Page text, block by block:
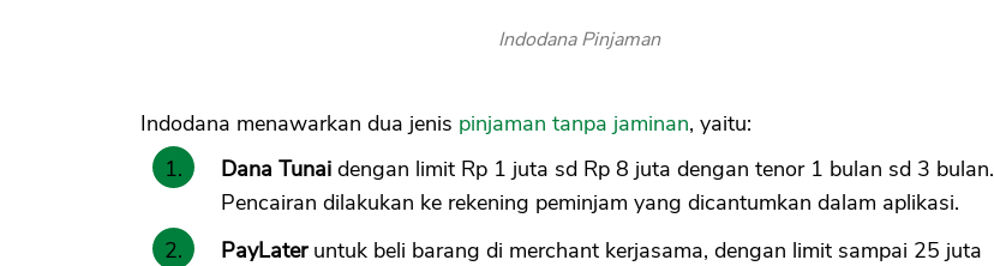
Indodana Pinjaman
Indodana menawarkan dua jenis pinjaman tanpa jaminan, yaitu:
Dana Tunai dengan limit Rp 1 juta sd Rp 8 juta dengan tenor 1 bulan sd 3 bulan.
Pencairan dilakukan ke rekening peminjam yang dicantumkan dalam aplikasi.
PayLateruntuk beli barang di merchant kerjasama, dengan limit sampai 25 juta